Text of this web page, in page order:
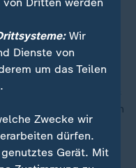
seien mehr als 20
mehr den aktuellen
über die
auch mit Verweis
seit Jahren
Wir
Dienste von
um das Teilen
Zwecke wir
dürfen.
Gerät. Mit